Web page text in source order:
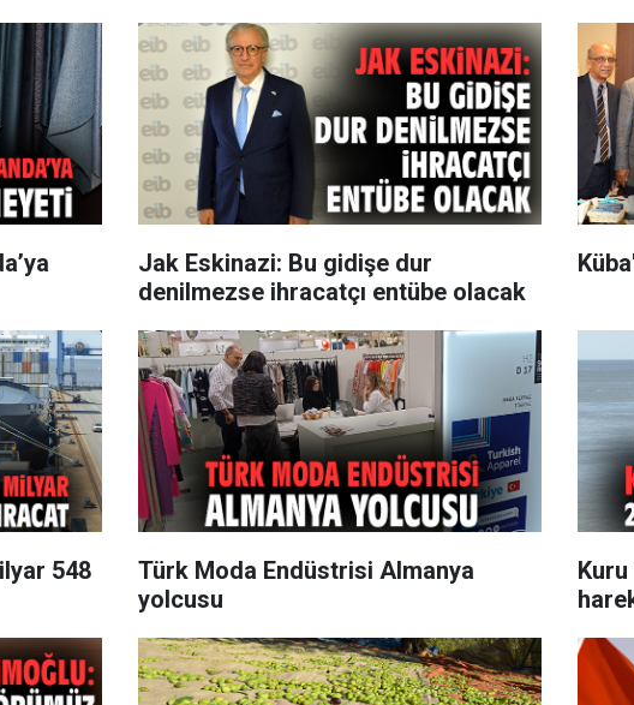
Jak Eskinazi: Bu gidişe dur
denilmezse ihracatçı entübe olacak
548
Türk Moda Endüstrisi Almanya
yolcusu